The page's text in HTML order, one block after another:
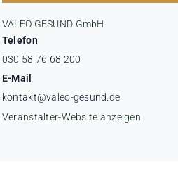
VALEO GESUND GmbH
Telefon
030 58 76 68 200
E-Mail
kontakt@valeo-gesund.de
Veranstalter-Website anzeigen